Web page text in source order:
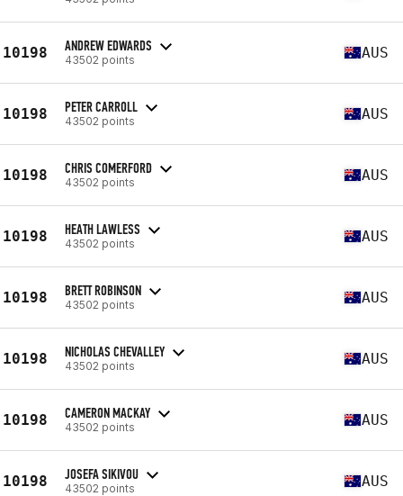
10198 ANDREW EDWARDS
43502 points AUS
10198 PETER CARROLL
43502 points AUS
10198 CHRIS COMERFORD
43502 points AUS
10198 HEATH LAWLESS
43502 points AUS
10198 BRETT ROBINSON
43502 points AUS
10198 NICHOLAS CHEVALLEY
43502 points AUS
10198 CAMERON MACKAY
43502 points AUS
10198 JOSEFA SIKIVOU
43502 points AUS